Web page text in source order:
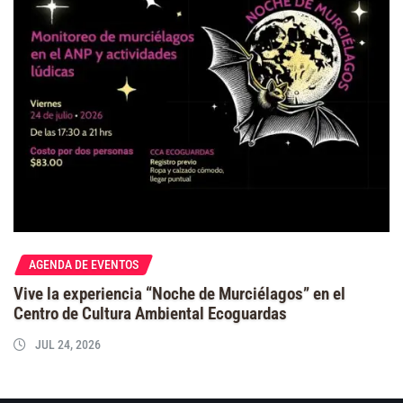
AGENDA DE EVENTOS
Vive la experiencia “Noche de Murciélagos” en el
Centro de Cultura Ambiental Ecoguardas
JUL 24, 2026